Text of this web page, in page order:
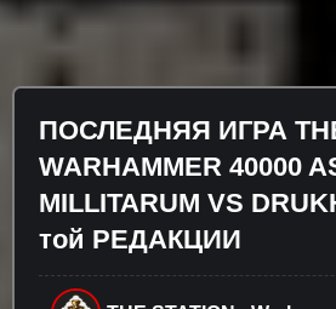
ПОСЛЕДНЯЯ ИГРА
WARHAMMER 40000
MILLITARUM VS
той РЕДАКЦИИ